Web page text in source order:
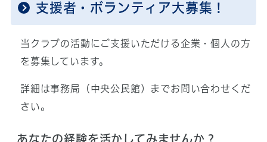
支援者・ボランティア大募集！
当クラブの活動にご支援いただける企業・個人の方
を募集しています。
詳細は事務局（中央公民館）までお問い合わせくだ
さい。
あなたの経験を活かしてみませんか？